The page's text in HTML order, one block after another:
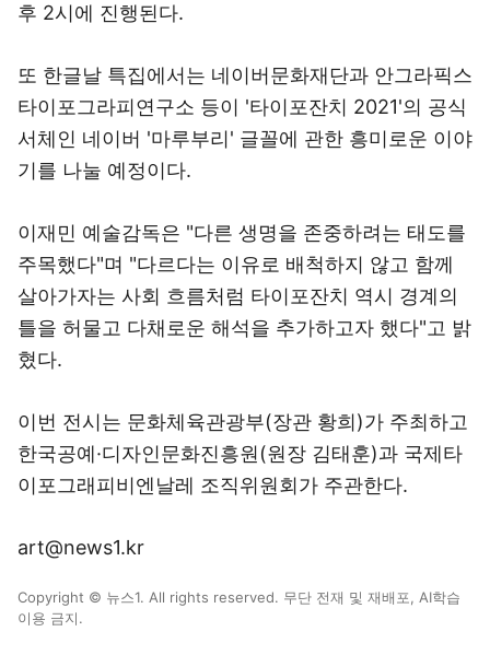
후 2시에 진행된다.
또 한글날 특집에서는 네이버문화재단과 안그라픽스
타이포그라피연구소 등이 '타이포잔치 2021'의 공식
서체인 네이버 '마루부리' 글꼴에 관한 흥미로운 이야
기를 나눌 예정이다.
이재민 예술감독은 "다른 생명을 존중하려는 태도를
주목했다"며 "다르다는 이유로 배척하지 않고 함께
살아가자는 사회 흐름처럼 타이포잔치 역시 경계의
틀을 허물고 다채로운 해석을 추가하고자 했다"고 밝
혔다.
이번 전시는 문화체육관광부(장관 황희)가 주최하고
한국공예·디자인문화진흥원(원장 김태훈)과 국제타
이포그래피비엔날레 조직위원회가 주관한다.
art@news1.kr
Copyright © 뉴스1. All rights reserved. 무단 전재 및 재배포, AI학습
이용 금지.